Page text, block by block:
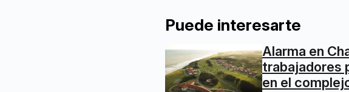
Puede interesarte
Alarma en
trabajadores
en el